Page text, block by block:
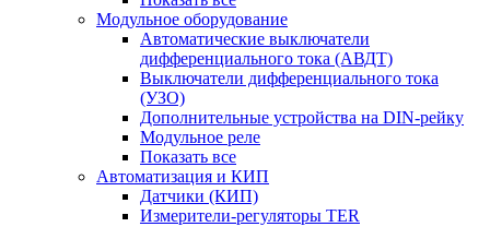
Модульное оборудование
Автоматические выключатели
дифференциального тока (АВДТ)
Выключатели дифференциального тока
(УЗО)
Дополнительные устройства на DIN-рейку
Модульное реле
Показать все
Автоматизация и КИП
Датчики (КИП)
Измерители-регуляторы TER